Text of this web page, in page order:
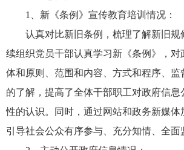
1、新《条例》宣传教育培训情况：
认真对比新旧条例，梳理了解新旧规
续组织党员干部认真学习新《条例》，对
体和原则、范围和内容、方式和程序、监
的了解，提高了全体干部职工对政府信息
性的认识。同时，通过网站和政务新媒体
引导社会公众有序参与、充分知情、全面